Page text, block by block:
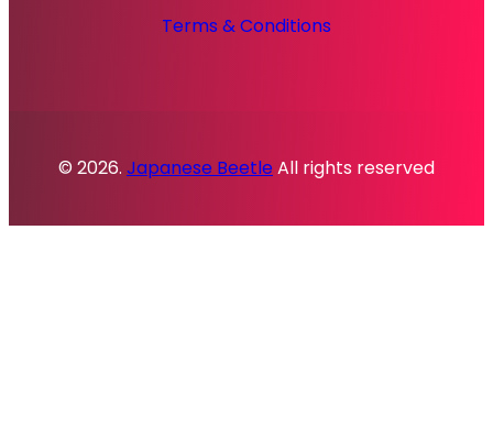
Terms & Conditions
© 2026. Japanese BeetleAll rights reserved